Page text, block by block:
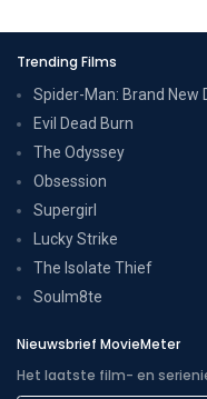
Trending Films
Spider-Man: Brand New
Evil Dead Burn
The Odyssey
Obsession
Supergirl
Lucky Strike
The Isolate Thief
Soulm8te
Nieuwsbrief MovieMeter
Het laatste film- en